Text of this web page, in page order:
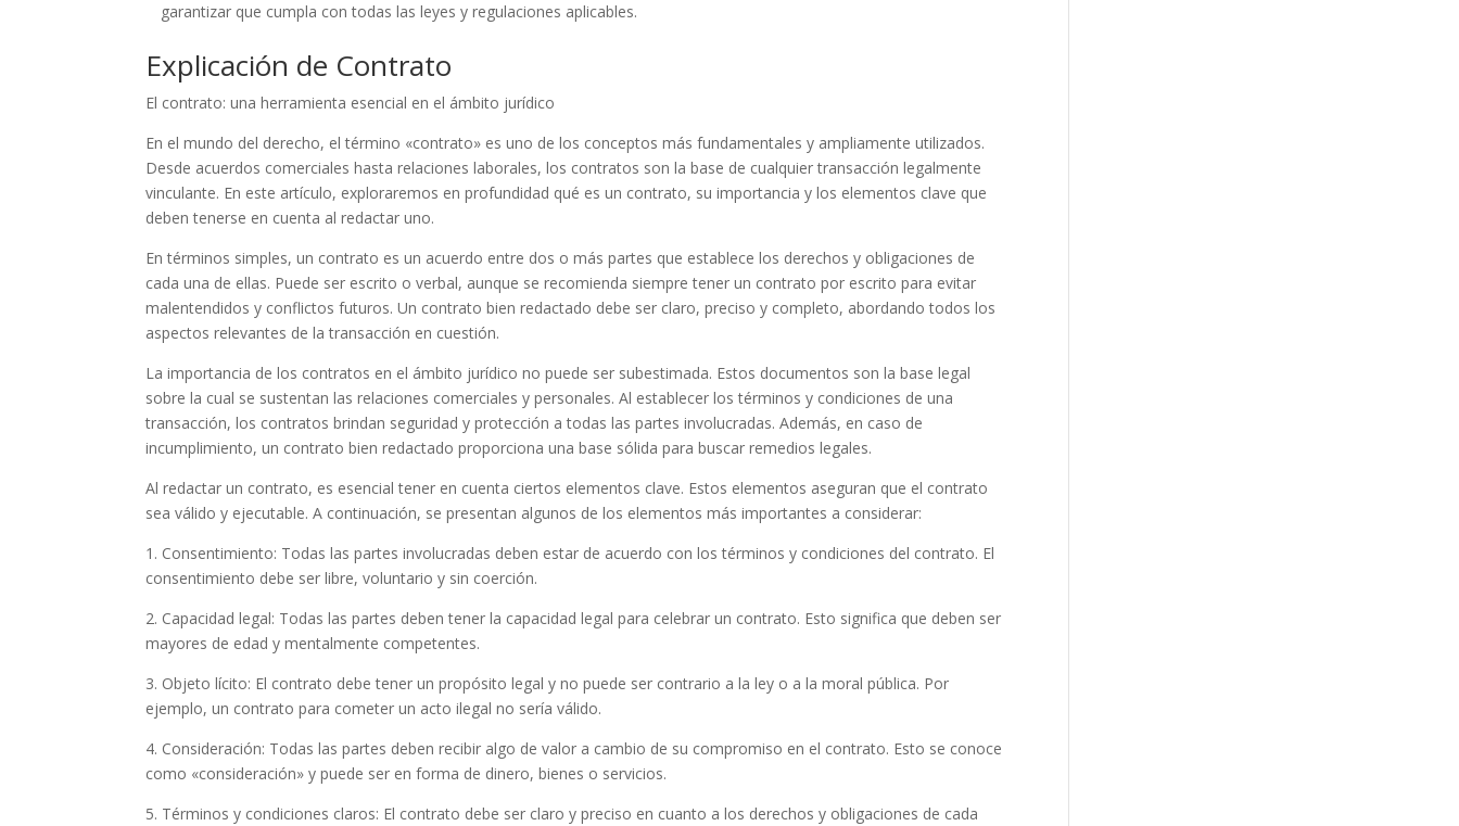
garantizar que cumpla con todas las leyes y regulaciones aplicables.
Explicación de Contrato
El contrato: una herramienta esencial en el ámbito jurídico
En el mundo del derecho, el término «contrato» es uno de los conceptos más fundamentales y ampliamente utilizados.
Desde acuerdos comerciales hasta relaciones laborales, los contratos son la base de cualquier transacción legalmente
vinculante. En este artículo, exploraremos en profundidad qué es un contrato, su importancia y los elementos clave que
deben tenerse en cuenta al redactar uno.
En términos simples, un contrato es un acuerdo entre dos o más partes que establece los derechos y obligaciones de
cada una de ellas. Puede ser escrito o verbal, aunque se recomienda siempre tener un contrato por escrito para evitar
malentendidos y conflictos futuros. Un contrato bien redactado debe ser claro, preciso y completo, abordando todos los
aspectos relevantes de la transacción en cuestión.
La importancia de los contratos en el ámbito jurídico no puede ser subestimada. Estos documentos son la base legal
sobre la cual se sustentan las relaciones comerciales y personales. Al establecer los términos y condiciones de una
transacción, los contratos brindan seguridad y protección a todas las partes involucradas. Además, en caso de
incumplimiento, un contrato bien redactado proporciona una base sólida para buscar remedios legales.
Al redactar un contrato, es esencial tener en cuenta ciertos elementos clave. Estos elementos aseguran que el contrato
sea válido y ejecutable. A continuación, se presentan algunos de los elementos más importantes a considerar:
1. Consentimiento: Todas las partes involucradas deben estar de acuerdo con los términos y condiciones del contrato. El
consentimiento debe ser libre, voluntario y sin coerción.
2. Capacidad legal: Todas las partes deben tener la capacidad legal para celebrar un contrato. Esto significa que deben ser
mayores de edad y mentalmente competentes.
3. Objeto lícito: El contrato debe tener un propósito legal y no puede ser contrario a la ley o a la moral pública. Por
ejemplo, un contrato para cometer un acto ilegal no sería válido.
4. Consideración: Todas las partes deben recibir algo de valor a cambio de su compromiso en el contrato. Esto se conoce
como «consideración» y puede ser en forma de dinero, bienes o servicios.
5. Términos y condiciones claros: El contrato debe ser claro y preciso en cuanto a los derechos y obligaciones de cada